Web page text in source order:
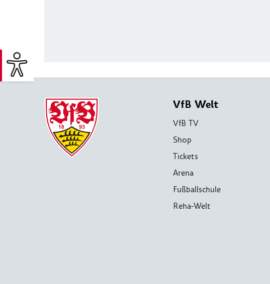
VfB Welt
VfB TV
Shop
Tickets
Arena
Fußballschule
Reha-Welt